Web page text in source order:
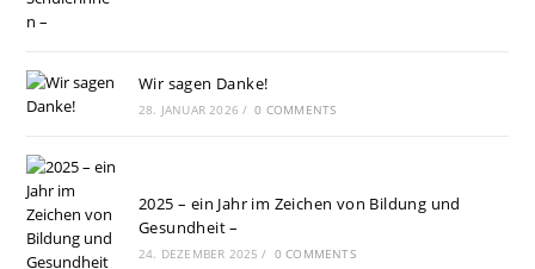
Wir sagen Danke!
28. JANUAR 2026 / 0 COMMENTS
2025 – ein Jahr im Zeichen von Bildung und
Gesundheit –
24. DEZEMBER 2025 / 0 COMMENTS